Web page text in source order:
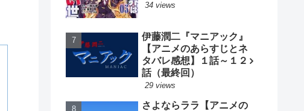
34 views
伊藤潤二『マニアック』
【アニメのあらすじとネ
タバレ感想】１話～１２
話（最終回）
29 views
さよならララ【アニメの